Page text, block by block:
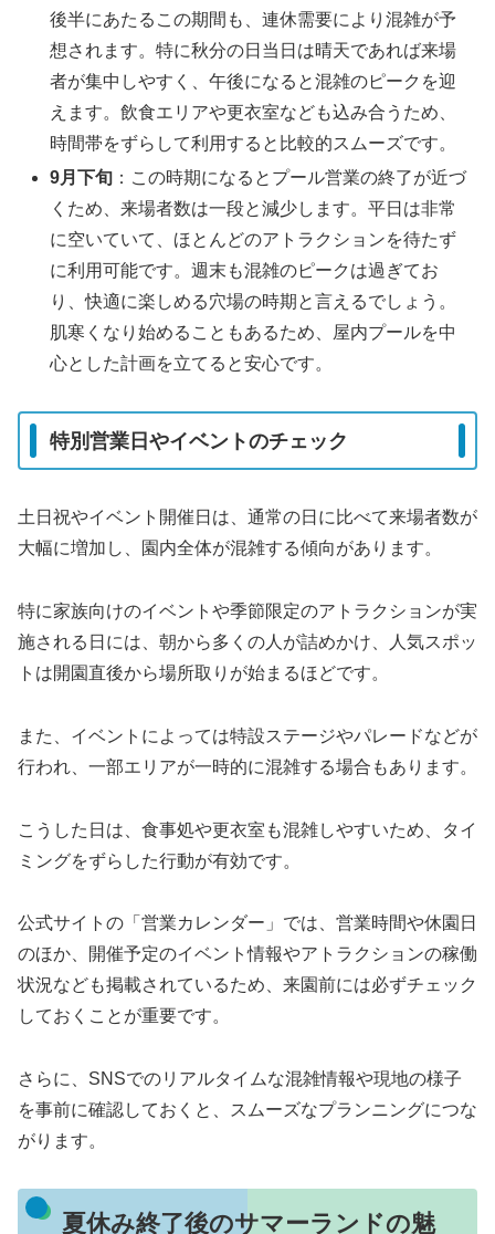
後半にあたるこの期間も、連休需要により混雑が予
想されます。特に秋分の日当日は晴天であれば来場
者が集中しやすく、午後になると混雑のピークを迎
えます。飲食エリアや更衣室なども込み合うため、
時間帯をずらして利用すると比較的スムーズです。
9月下旬 ：この時期になるとプール営業の終了が近づ
くため、来場者数は一段と減少します。平日は非常
に空いていて、ほとんどのアトラクションを待たず
に利用可能です。週末も混雑のピークは過ぎてお
り、快適に楽しめる穴場の時期と言えるでしょう。
肌寒くなり始めることもあるため、屋内プールを中
心とした計画を立てると安心です。
特別営業日やイベントのチェック
土日祝やイベント開催日は、通常の日に比べて来場者数が
大幅に増加し、園内全体が混雑する傾向があります。
特に家族向けのイベントや季節限定のアトラクションが実
施される日には、朝から多くの人が詰めかけ、人気スポッ
トは開園直後から場所取りが始まるほどです。
また、イベントによっては特設ステージやパレードなどが
行われ、一部エリアが一時的に混雑する場合もあります。
こうした日は、食事処や更衣室も混雑しやすいため、タイ
ミングをずらした行動が有効です。
公式サイトの「営業カレンダー」では、営業時間や休園日
のほか、開催予定のイベント情報やアトラクションの稼働
状況なども掲載されているため、来園前には必ずチェック
しておくことが重要です。
さらに、SNSでのリアルタイムな混雑情報や現地の様子
を事前に確認しておくと、スムーズなプランニングにつな
がります。
夏休み終了後のサマーランドの魅